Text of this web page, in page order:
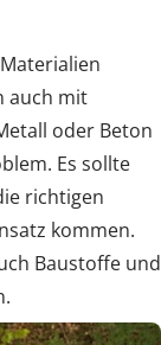
auch mit
oder Beton
Es sollte
richtigen
kommen.
Baustoffe und